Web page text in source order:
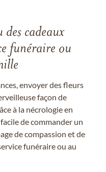
des cadeaux
funéraire ou
envoyer des fleurs
façon de
à la nécrologie en
de commander un
de compassion et de
funéraire ou au